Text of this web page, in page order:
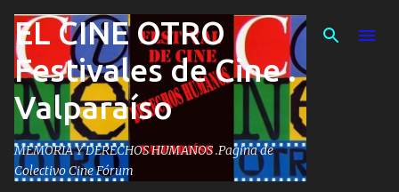
Ir al contenido principal
EL CINE OTRO
Festivales de Cine .
Valparaíso
MEMORIA Y DERECHOS HUMANOS .Pagina de
Colectivo Cine Fórum